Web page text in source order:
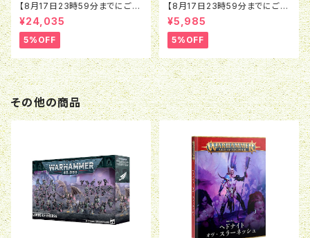
【8月17日23時59分までにご予
約で5％OFF】オールドワール
ド：ウォリアー・オヴ・ケイオス：バ
トルマーチアーミー
¥24,035
5%OFF
【8月17日23時59分までにご予
約で5％OFF】ブラッドボウル：ミ
ノタウロス
¥5,985
5%OFF
その他の商品